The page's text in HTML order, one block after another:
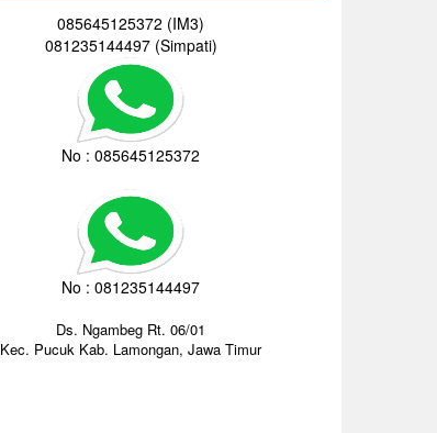
085645125372 (IM3)
081235144497 (Simpati)
No : 085645125372
No : 081235144497
Ds. Ngambeg Rt. 06/01
Kec. Pucuk Kab. Lamongan, Jawa Timur